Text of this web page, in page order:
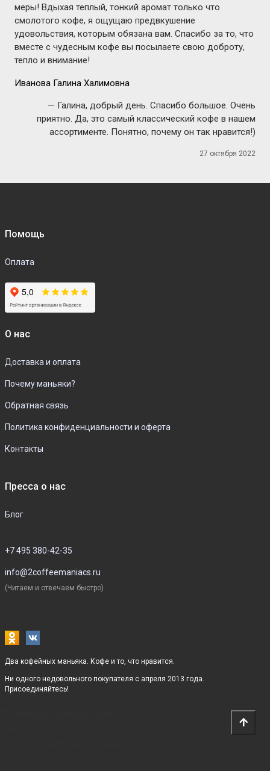
меры! Вдыхая теплый, тонкий аромат только что
смолотого кофе, я ощущаю предвкушение
удовольствия, которым обязана вам. Спасибо за то, что
вместе с чудесным кофе вы посылаете свою доброту,
тепло и внимание!
Иванова Галина Халимовна
— Галина, добрый день. Спасибо большое. Очень
приятно. Да, это самый классический кофе в нашем
ассортименте. Понятно, почему он так нравится!)
27 октября 2022
Помощь
Оплата
О нас
Доставка и оплата
Почему маньяки?
Обратная связь
Политика конфиденциальности и оферта
Контакты
Пресса о нас
Блог
+7 495 380-42-35
info@2coffeemaniacs.ru
(Читаем и отвечаем быстро)
Два кофейных маньяка. Кофе и то, что нравится.
Ни одного недовольного покупателя с апреля 2013 года.
Присоединяйтесь!